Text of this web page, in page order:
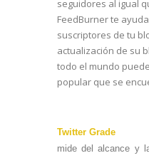
seguidores al igual
FeedBurner te
suscriptores de tu
actualización de su
todo el mundo
popular que se
Twitter Grade
mide del alcance y